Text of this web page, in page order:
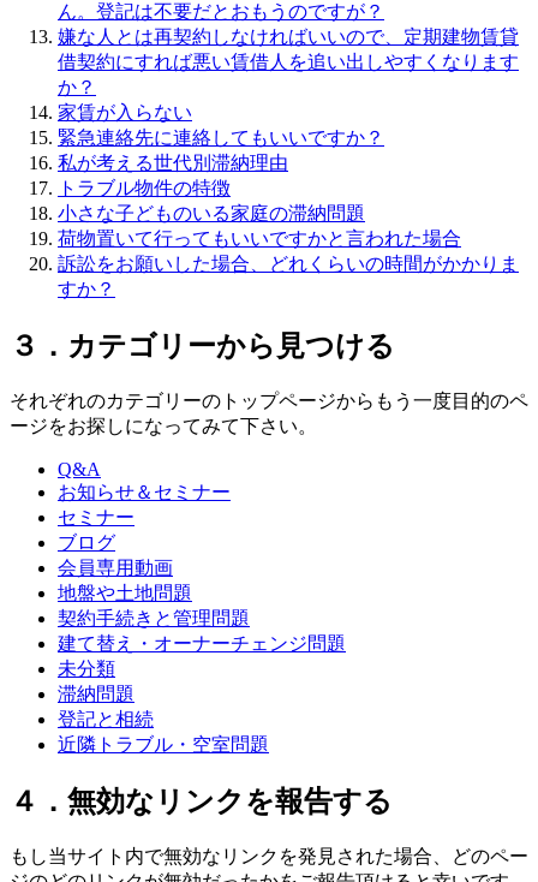
ん。登記は不要だとおもうのですが？
嫌な人とは再契約しなければいいので、定期建物賃貸
借契約にすれば悪い賃借人を追い出しやすくなります
か？
家賃が入らない
緊急連絡先に連絡してもいいですか？
私が考える世代別滞納理由
トラブル物件の特徴
小さな子どものいる家庭の滞納問題
荷物置いて行ってもいいですかと言われた場合
訴訟をお願いした場合、どれくらいの時間がかかりま
すか？
３．カテゴリーから見つける
それぞれのカテゴリーのトップページからもう一度目的のペ
ージをお探しになってみて下さい。
Q&A
お知らせ＆セミナー
セミナー
ブログ
会員専用動画
地盤や土地問題
契約手続きと管理問題
建て替え・オーナーチェンジ問題
未分類
滞納問題
登記と相続
近隣トラブル・空室問題
４．無効なリンクを報告する
もし当サイト内で無効なリンクを発見された場合、どのペー